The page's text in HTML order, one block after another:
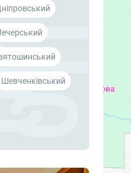
Шевченківський